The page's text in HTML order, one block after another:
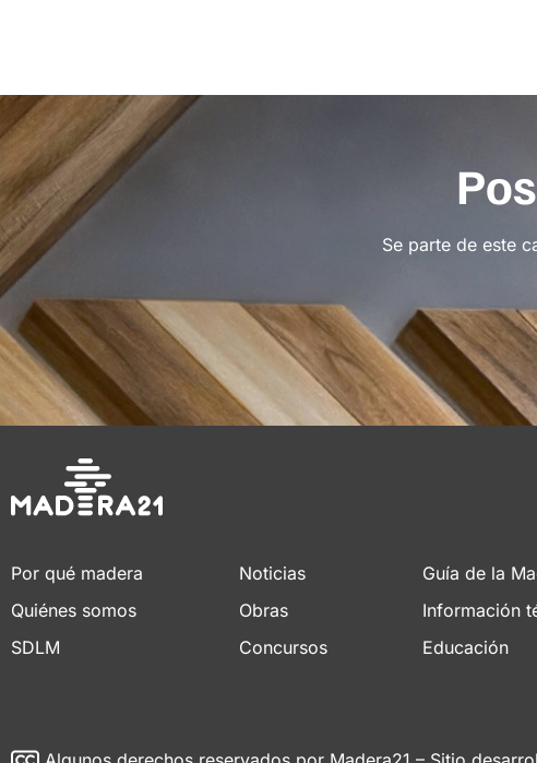
Se parte de este
Por qué madera
Quiénes somos
SDLM
Noticias
Obras
Concursos
Guía de la
Información
Educación